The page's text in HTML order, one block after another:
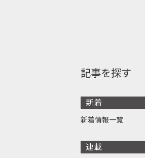
記事を探す
新着
新着情報一覧
連載